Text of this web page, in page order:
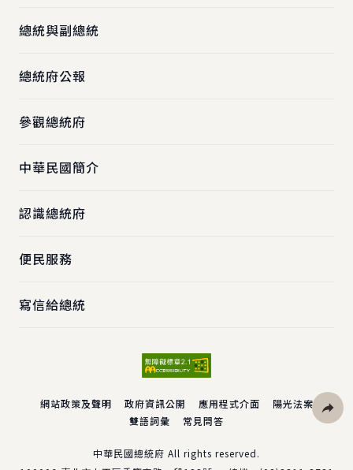
總統與副總統
總統府公報
參觀總統府
中華民國簡介
認識總統府
便民服務
寫信給總統
網站政策及聲明 政府資訊公開 應用程式介面
陽光法案
雙語詞彙
常見問答
中華民國總統府 All rights reserved.